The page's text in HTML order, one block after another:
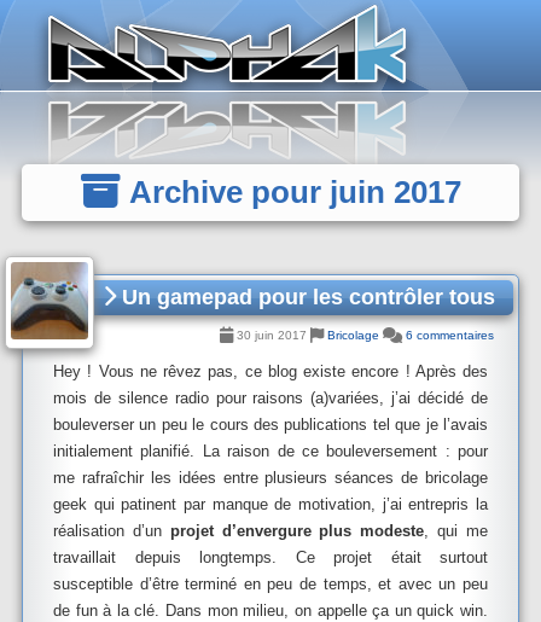
Archive pour juin 2017
Un gamepad pour les contrôler tous
30 juin 2017 Bricolage 6 commentaires
Hey ! Vous ne rêvez pas, ce blog existe encore ! Après des
mois de silence radio pour raisons (a)variées, j’ai décidé de
bouleverser un peu le cours des publications tel que je l’avais
initialement planifié. La raison de ce bouleversement : pour
me rafraîchir les idées entre plusieurs séances de bricolage
geek qui patinent par manque de motivation, j’ai entrepris la
réalisation d’un projet d’envergure plus modeste, qui me
travaillait depuis longtemps. Ce projet était surtout
susceptible d’être terminé en peu de temps, et avec un peu
de fun à la clé. Dans mon milieu, on appelle ça un quick win.